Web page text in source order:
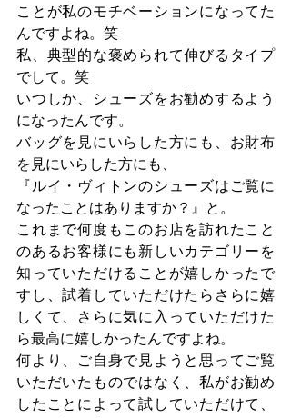
ことが私のモチベーションになってた
んですよね。笑
私、典型的な褒められて伸びるタイプ
でして。笑
いつしか、シューズをお勧めするよう
になったんです。
バッグを見にいらした方にも、お財布
を見にいらした方にも、
『ルイ・ヴィトンのシューズはご覧に
なったことはありますか？』と。
これまで何度もこのお店を訪れたこと
のあるお客様にも新しいカテゴリーを
知っていただけることが嬉しかったで
すし、試着していただけたらさらに嬉
しくて、さらに気に入っていただけた
ら最高に嬉しかったんですよね。
何より、ご自身で見ようと思ってご覧
いただいたものではなく、私がお勧め
したことによって試していただけて、